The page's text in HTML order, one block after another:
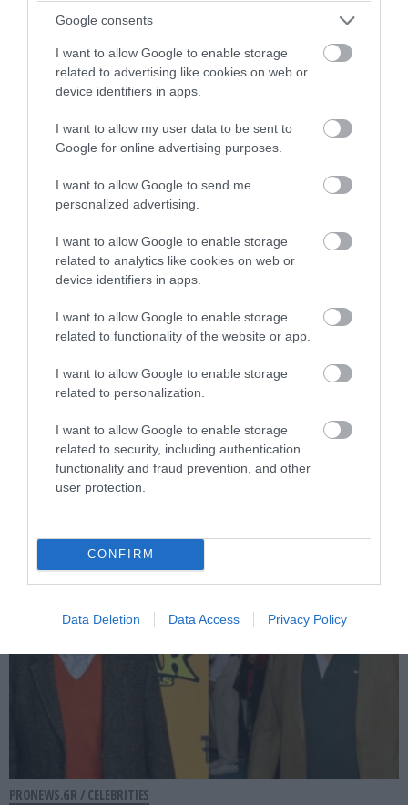
Google consents
I want to allow Google to enable storage
related to advertising like cookies on web or
device identifiers in apps.
I want to allow my user data to be sent to
Google for online advertising purposes.
I want to allow Google to send me
personalized advertising.
I want to allow Google to enable storage
related to analytics like cookies on web or
device identifiers in apps.
I want to allow Google to enable storage
related to functionality of the website or app.
I want to allow Google to enable storage
related to personalization.
I want to allow Google to enable storage
related to security, including authentication
functionality and fraud prevention, and other
user protection.
CONFIRM
Data Deletion Data Access Privacy Policy
PRONEWS.GR /CELEBRITIES
Στη Γαλλική Πολυνησία η Δ.Νομικού: Οι
πόζες με μπικίνι που «ανέβασαν» την
08.08.2026 | 13:10
Δ.Παπαδήμα: Ποζάρει με μπικίνι στην
παραλία και δείχνει πώς είναι το σώμα
της στα 63 της (φωτο)
08.08.2026 | 12:06
PRONEWS.GR / CELEBRITIES